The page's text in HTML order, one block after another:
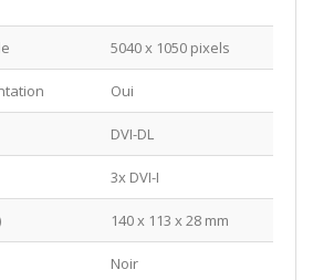
5040 x 1050 pixels
Oui
DVI-DL
3x DVI-I
140 x 113 x 28 mm
Noir